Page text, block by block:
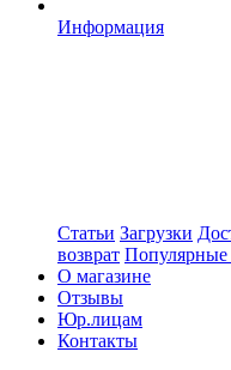
Информация
Статьи Загрузки
возврат
О магазине
Отзывы
Юр.лицам
Контакты